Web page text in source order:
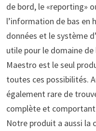
de bord, le «reporting»
l’information de bas en
données et le système
utile pour le domaine
Maestro est le seul
toutes ces possibilités.
également rare de
complète et
Notre produit a aussi la